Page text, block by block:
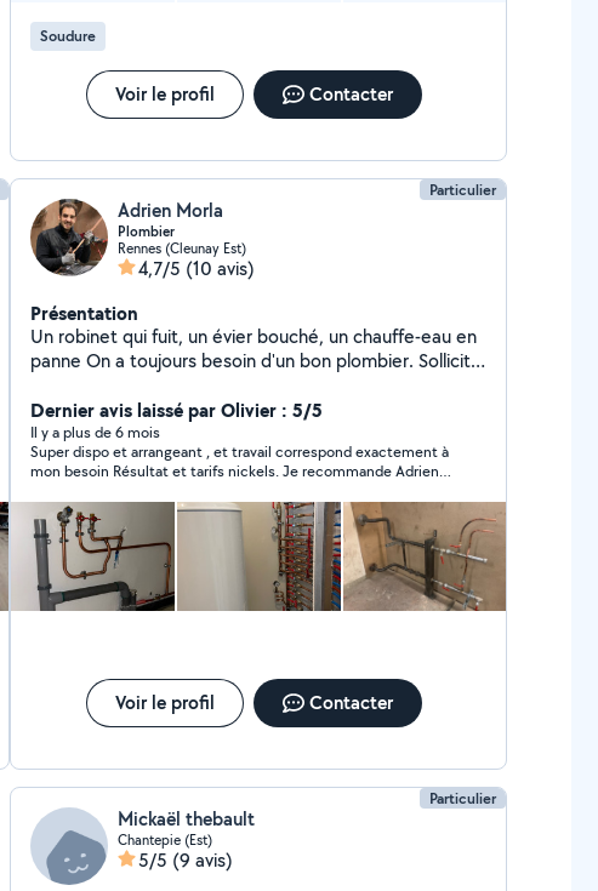
Soudure
Voir le profil Contacter
Particulier
Adrien Morla
Plombier
Rennes (Cleunay Est)
4,7/5 (10 avis)
Présentation
Un robinet qui fuit, un évier bouché, un chauffe-eau en
panne On a toujours besoin d'un bon plombier. Sollicité
intervenir sur des travaux de plus longues durées :
Dépannages Installations sanitaires Chauffage
Pratiquant la plomberie depuis maintenant 7 ans, je
serais à l'écoute et je vous accompagnerai avec soin
dans vos travaux. A très vite
Dernier avis laissé par Olivier : 5/5
Il y a plus de 6 mois
Super dispo et arrangeant , et travail correspond exactement à
mon besoin Résultat et tarifs nickels. Je recommande Adrien
Voir le profil Contacter
Particulier
Mickaël thebault
Chantepie (Est)
5/5 (9 avis)